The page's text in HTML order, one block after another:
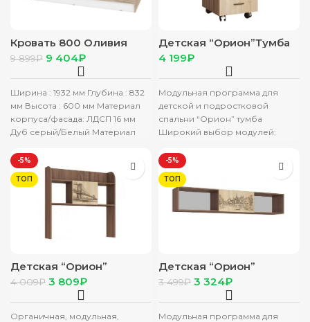
Кровать 800 Оливия
(О81) серый дуб/белый
9 899₽ 9 404₽
Ширина : 1932 мм Глубина : 832
мм Высота : 600 мм Материал
корпуса/фасада: ЛДСП 16 мм
Дуб серый/Белый Материал
Детская “Орион”Тумба
(ясень шимо/дуб
сонома)
₽
Модульная программа для
детской и подростковой
спальни “Орион” тумба
Широкий выбор модулей:
чердак, вместительные шафы и
пенал с выдвижными
-5%
ТОП
Детская “Орион”
Надстройка для стола
(1050*1090*270) (ясень
шимо/дуб сонома)
4 009₽ 3 809₽
Органичная, модульная,
-5%
ТОП
Детская “Орион”
Навесная секция
(350*1940*270) (ясень
шимо/дуб сонома)
3 499₽ 3 324₽
Модульная программа для